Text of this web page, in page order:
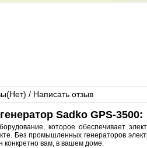
Нет) / Написать отзыв
Sadko GPS-3500:
которое обеспечивает
Без промышленных генераторов
конкретно вам, в вашем доме.